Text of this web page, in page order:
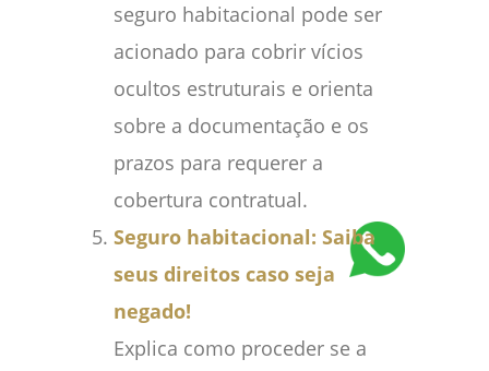
seguro habitacional pode ser
acionado para cobrir vícios
ocultos estruturais e orienta
sobre a documentação e os
prazos para requerer a
cobertura contratual.
Seguro habitacional: Saiba
seus direitos caso seja
negado!
Explica como proceder se a